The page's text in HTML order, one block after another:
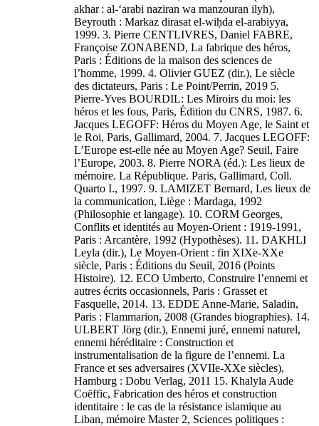
akhar : al-‘arabi naziran wa manzouran ilyh),
Beyrouth : Markaz dirasat el-wiḥda el-arabiyya,
1999. 3. Pierre CENTLIVRES, Daniel FABRE,
Françoise ZONABEND, La fabrique des héros,
Paris : Éditions de la maison des sciences de
l’homme, 1999. 4. Olivier GUEZ (dir.), Le siècle
des dictateurs, Paris : Le Point/Perrin, 2019 5.
Pierre-Yves BOURDIL: Les Miroirs du moi: les
héros et les fous, Paris, Édition du CNRS, 1987. 6.
Jacques LEGOFF: Héros du Moyen Age, le Saint et
le Roi, Paris, Gallimard, 2004. 7. Jacques LEGOFF:
L’Europe est-elle née au Moyen Age? Seuil, Faire
l’Europe, 2003. 8. Pierre NORA (éd.): Les lieux de
mémoire. La République. Paris, Gallimard, Coll.
Quarto I., 1997. 9. LAMIZET Bernard, Les lieux de
la communication, Liège : Mardaga, 1992
(Philosophie et langage). 10. CORM Georges,
Conflits et identités au Moyen-Orient : 1919-1991,
Paris : Arcantère, 1992 (Hypothèses). 11. DAKHLI
Leyla (dir.), Le Moyen-Orient : fin XIXe-XXe
siècle, Paris : Éditions du Seuil, 2016 (Points
Histoire). 12. ECO Umberto, Construire l’ennemi et
autres écrits occasionnels, Paris : Grasset et
Fasquelle, 2014. 13. EDDE Anne-Marie, Saladin,
Paris : Flammarion, 2008 (Grandes biographies). 14.
ULBERT Jörg (dir.), Ennemi juré, ennemi naturel,
ennemi héréditaire : Construction et
instrumentalisation de la figure de l’ennemi. La
France et ses adversaires (XVIIe-XXe siècles),
Hamburg : Dobu Verlag, 2011 15. Khalyla Aude
Coëffic, Fabrication des héros et construction
identitaire : le cas de la résistance islamique au
Liban, mémoire Master 2, Sciences politiques :